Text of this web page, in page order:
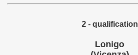
2 - qualification
Lonigo